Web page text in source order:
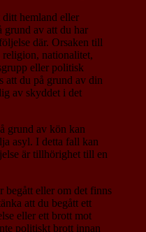
hemland eller
grund av att du har
där. Orsaken till
nationalitet,
eller politisk
att du på grund av din
av skyddet i det
grund av kön kan
asyl. I detta fall kan
är tillhörighet till en
begått eller om det finns
att du begått ett
eller ett brott mot
politiskt brott innan